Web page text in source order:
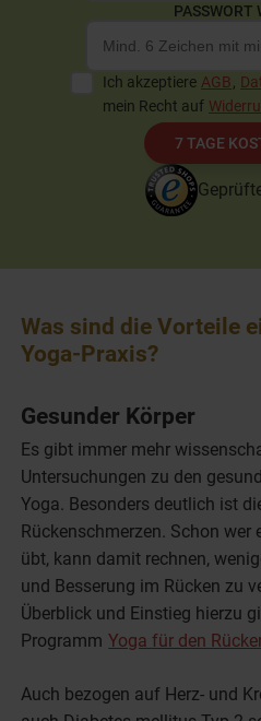
PASSWORT
Ich akzeptiere AGB
mein Recht auf
7 TAGE
Was sind die Vorteile
Yoga-Praxis?
Gesunder Körper
Es gibt immer mehr
Untersuchungen zu den
Yoga. Besonders deutlich ist
Rückenschmerzen. Schon wer
übt, kann damit rechnen,
und Besserung im Rücken zu
Überblick und Einstieg hierzu
Programm Yoga für den
Auch bezogen auf Herz- und